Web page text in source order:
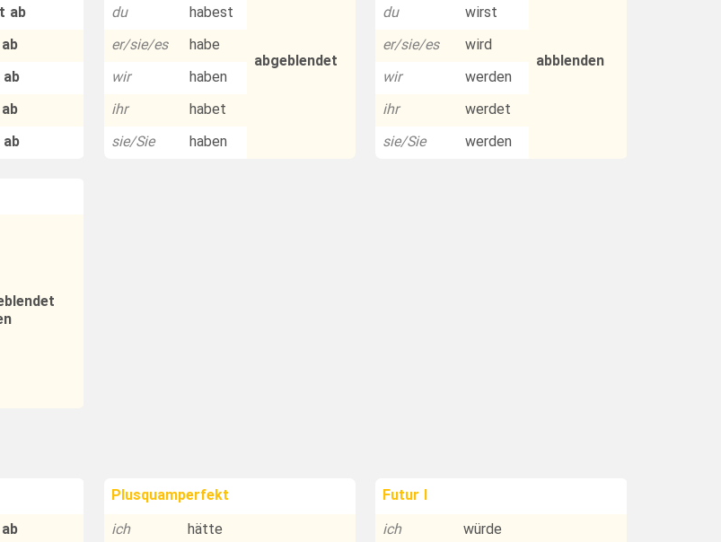
ab
abgeblendet
du
habest
er/sie/es
habe
wir
haben
ihr
habet
sie/Sie
haben
abblenden
du
wirst
er/sie/es
wird
wir
werden
ihr
werdet
sie/Sie
werden
Plusquamperfekt
ich
hätte
Futur I
ich
würde